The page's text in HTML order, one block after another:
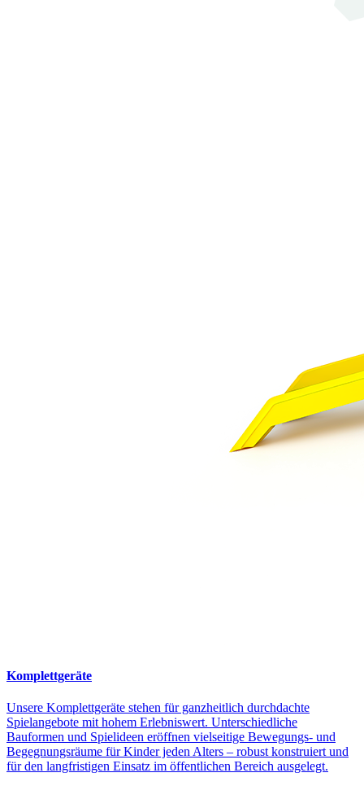
Komplettgeräte
Unsere Komplettgeräte stehen für ganzheitlich durchdachte
Spielangebote mit hohem Erlebniswert. Unterschiedliche
Bauformen und Spielideen eröffnen vielseitige Bewegungs- und
Begegnungsräume für Kinder jeden Alters – robust konstruiert und
für den langfristigen Einsatz im öffentlichen Bereich ausgelegt.